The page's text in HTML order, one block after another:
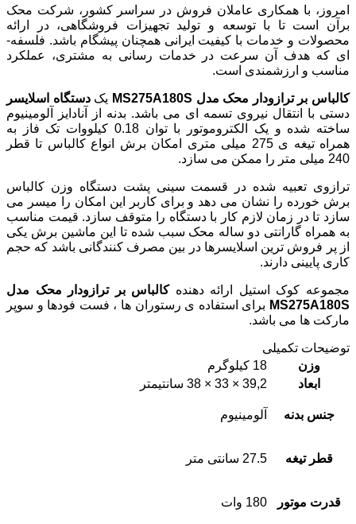
امروز، با همکاری عاملان فروش در سراسر کشور، شرکت محک
برآن است تا با توسعه و تولید تجهیزات فروشگاهی، در ارائه
محصولات و خدمات با کیفیت ایرانی همچنان پیشگام باشد. فلسفه­
ای که هدف آن سرعت در خدمات رسانی به مشتری، عملکرد
مناسب و ارزشمندی است.
کالباس بر ترازودار محک مدل MS275A180S یکدستگاه اسلایسر
دستی با انتقال نیروی تسمه ای می باشد. بدنه از آنادایز آلومینیوم
ساخته شده و یک الکتروموتور با توان 0.18 کیلووات تک فاز به
همراه تیغه ی 275 میلی متری امکان برش انواع کالباس تا قطر
240 میلی متر را ممکن می سازد.
ترازوی تعبیه شده در قسمت سینی پشت دستگاه وزن کالباس
برش خورده را نشان می دهد و برای کاربر این امکان را میسر می
سازد تا در زمان لازم کار با دستگاه را متوقف سازد. قیمت مناسب
به همراه گارانتی دو ساله محک سبب شده تا این ماشین برش یکی
از پر فروش ترین اسلایسرها در بین مصرف کنندگانی باشد که حجم
کاری پایینی دارند.
مجموعه کوک استیل ارائه دهندهکالباس بر ترازودار محک مدل
MS275A180S برای استفاده ی رستوران ها ، فست فودها و سوپر
مارکت ها می باشد.
توضیحات تکمیلی
وزن
18 کیلوگرم
ابعاد
39,2 × 33 × 38 سانتیمتر
جنس بدنه آلومینیوم
قطر تیغه 27.5 سانتی متر
قدرت موتور 180 وات